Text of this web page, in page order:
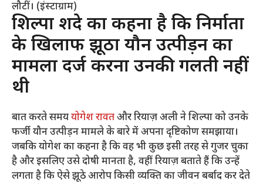
लौटीं। (इंस्टाग्राम)
शिल्पा शिंदे का कहना है कि निर्माता
के खिलाफ झूठा यौन उत्पीड़न का
मामला दर्ज करना उनकी गलती नहीं
थी
बात करते समययोगेश रावतऔर रियाज़ अली ने शिल्पा को उनके
फर्जी यौन उत्पीड़न मामले के बारे में अपना दृष्टिकोण समझाया।
जबकि योगेश का कहना है कि वह भी कुछ इसी तरह से गुजर चुका
है और इसलिए उसे दोषी मानता है, वहीं रियाज़ बताते हैं कि उन्हें
लगता है कि ऐसे झूठे आरोप किसी व्यक्ति का जीवन बर्बाद कर देते